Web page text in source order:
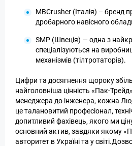
MBCrusher (Італія) – бренд
дробарного навісного
SMP (Швеція) — одна з
спеціалізуються на
механізмів (тілтротаторів).
Цифри та досягнення щороку
найголовніша цінність «Пак-
менеджера до інженера, кожна
це талановитий професіонал,
допитливий фахівець, якого ми
основний актив, завдяки якому
авторитет в Україні та у